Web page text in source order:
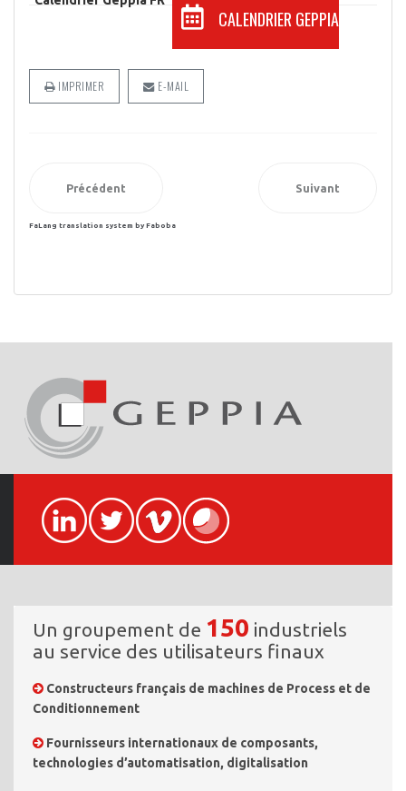
CALENDRIER GEPPIA
IMPRIMER E-MAIL
Précédent Suivant
FaLang translation system by Faboba
Un groupement de 150 industriels
au service des utilisateurs finaux
Constructeurs français de machines de Process et de
Conditionnement
Fournisseurs internationaux de composants,
technologies d’automatisation, digitalisation